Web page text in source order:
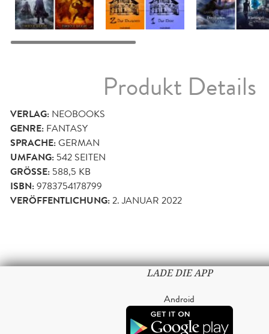
Produkt Details
VERLAG: NEOBOOKS
GENRE: FANTASY
SPRACHE:GERMAN
UMFANG: 542 SEITEN
GRÖSSE: 588,5 KB
ISBN:9783754178799
VERÖFFENTLICHUNG:2. JANUAR 2022
LADE DIE APP
Android